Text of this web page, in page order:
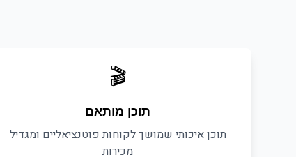
🎬
תוכן מותאם
תוכן איכותי שמושך לקוחות פוטנציאליים ומגדיל
מכירות